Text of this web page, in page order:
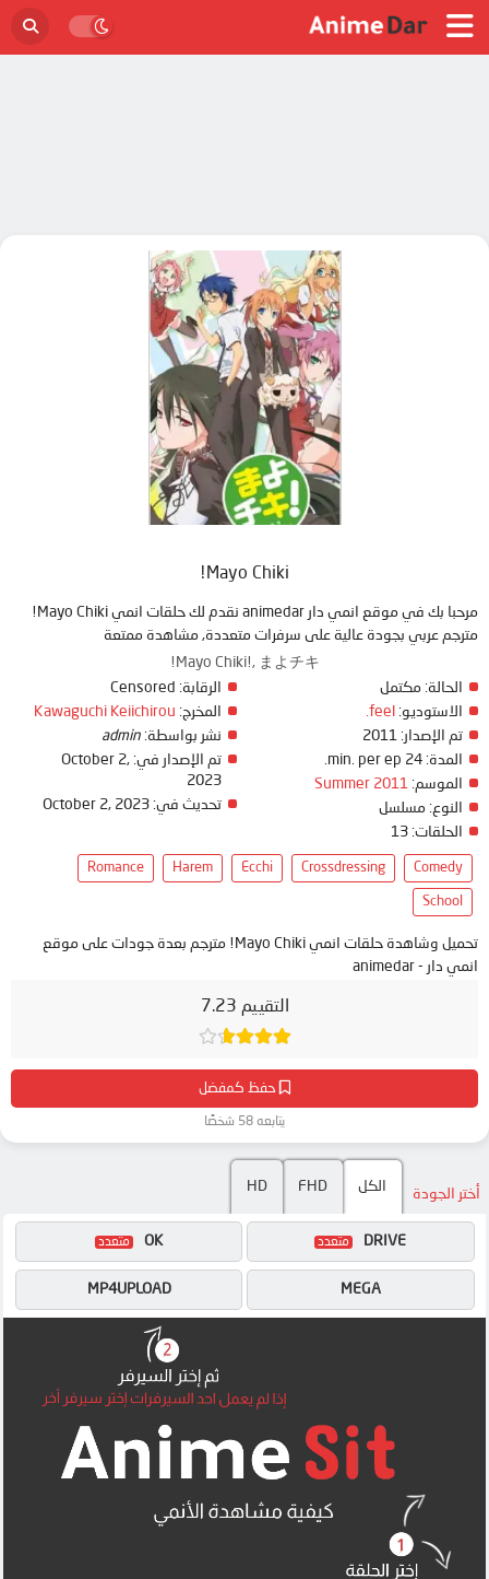
التقييم 7.23
حفظ كمفضل
يتابعه 58 شخصًا
Mayo Chiki!
مرحبا بك في موقع انمي دار animedar نقدم لك حلقات انمي Mayo Chiki!
مترجم عربي بجودة عالية على سرفرات متعددة, مشاهدة ممتعة
Mayo Chiki!, まよチキ!
الحالة: مكتمل
الاستوديو:
feel.
تم الإصدار:
المدة:
الموسم: Summer 2011
النوع: مسلسل
الحلقات:
الرقابة:
المخرج: Kawaguchi Keiichirou
نشر بواسطة: admin
تم الإصدار في: October 2,
2023
تحديث في: October 2, 2023
Comedy
Crossdressing
Ecchi
Harem
Romance
School
تحميل وشاهدة حلقات انمي Mayo Chiki! مترجم بعدة جودات على موقع
انمي دار - animedar
أختر الجودة الكل FHD
HD
OK
MP4UPLOAD MEGA
DRIVE